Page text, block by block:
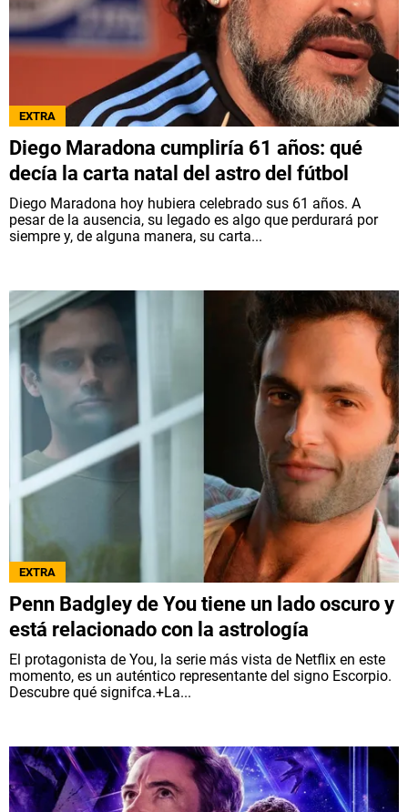
EXTRA
Diego Maradona cumpliría 61 años: qué
decía la carta natal del astro del fútbol
Diego Maradona hoy hubiera celebrado sus 61 años. A
pesar de la ausencia, su legado es algo que perdurará por
siempre y, de alguna manera, su carta...
EXTRA
Penn Badgley de You tiene un lado oscuro y
está relacionado con la astrología
El protagonista de You, la serie más vista de Netflix en este
momento, es un auténtico representante del signo Escorpio.
Descubre qué signifca.+La...